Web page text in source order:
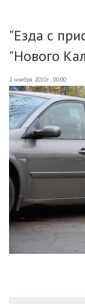
"Езда с
"Нового
2 ноября 2010г., 00:00